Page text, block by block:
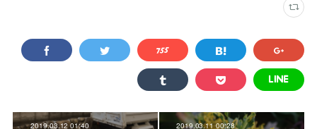
2019.03.12 01:40 2019.03.11 00:28